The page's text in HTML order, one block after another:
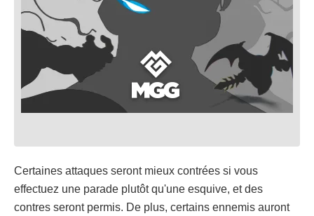
Certaines attaques seront mieux contrées si vous
effectuez une parade plutôt qu'une esquive, et des
contres seront permis. De plus, certains ennemis auront